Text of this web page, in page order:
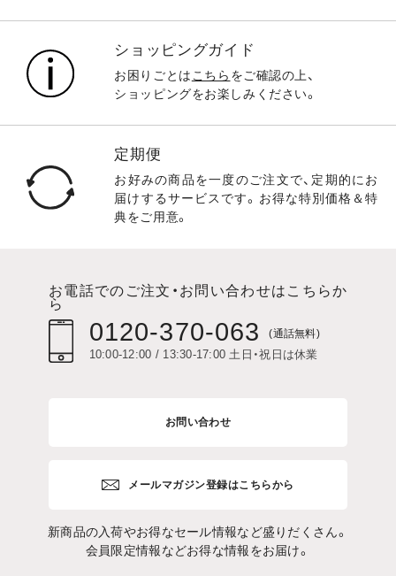
ショッピングガイド
お困りごとは こちら をご確認の上、
ショッピングをお楽しみください。
定期便
お好みの商品を一度のご注文で、定期的にお
届けするサービスです。お得な特別価格＆特
典をご用意。
お電話でのご注文・お問い合わせはこちらか
ら
0120-370-063 (通話無料)
10:00-12:00 / 13:30-17:00 土日・祝日は休業
お問い合わせ
メールマガジン登録はこちらから
新商品の入荷やお得なセール情報など盛りだくさん。
会員限定情報などお得な情報をお届け。